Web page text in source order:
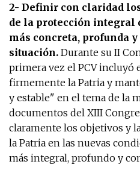
2- Definir con claridad
de la protección integral
más concreta, profunda
situación. Durante su II
primera vez el PCV
firmemente la Patria y
y estable" en el tema de la
documentos del XIII
claramente los objetivos y
la Patria en las nuevas
más integral, profundo y